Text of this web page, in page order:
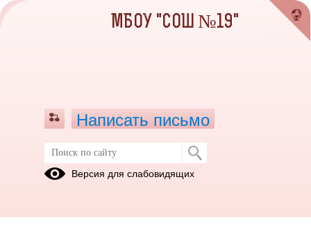
Информационные материалы
школьного уровня
МБОУ "СОШ №19"
Написать письмо
Версия для слабовидящих